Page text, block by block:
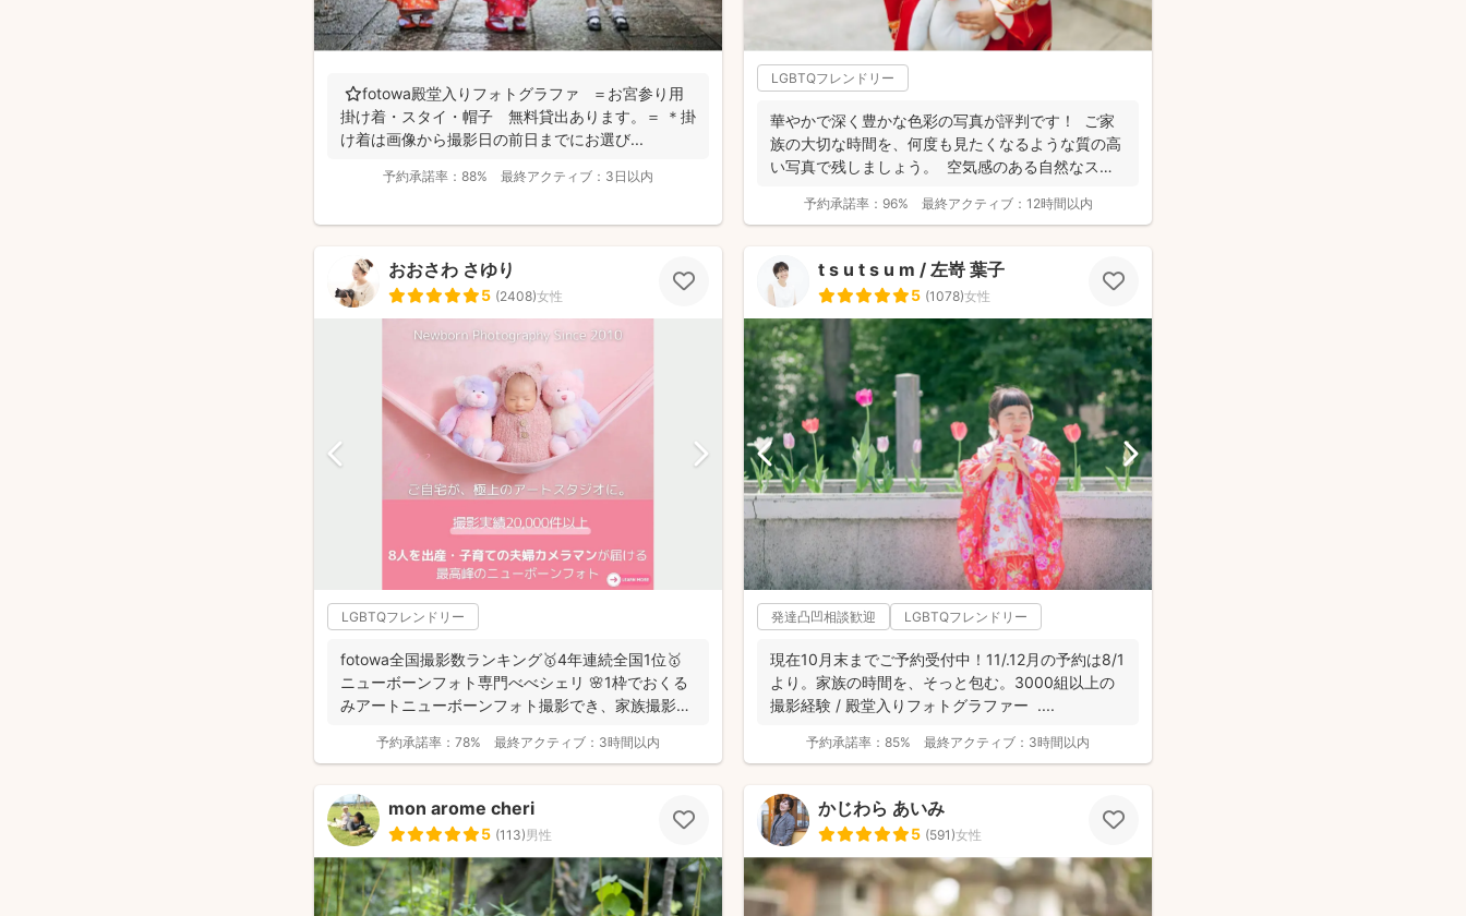
⭐️fotowa殿堂入りフォトグラファ ＝お宮参り用
掛け着・スタイ・帽子 無料貸出あります。＝ ＊掛
け着は画像から撮影日の前日までにお選び...
予約承諾率： 88% 最終アクティブ： 3日以内
LGBTQフレンドリー
華やかで深く豊かな色彩の写真が評判です！ ご家
族の大切な時間を、何度も見たくなるような質の高
い写真で残しましょう。 空気感のある自然なスナ
予約承諾率： 96% 最終アクティブ： 12時間以内
おおさわ さゆり
5 (2408)女性
LGBTQフレンドリー
fotowa全国撮影数ランキング🥇4年連続全国1位🥇
ニューボーンフォト専門べべシェリ 🌸1枠でおくる
みアートニューボーンフォト撮影でき、家族撮影お
予約承諾率： 78% 最終アクティブ： 3時間以内
t s u t s u m / 左嵜 葉子
5 (1078)女性
発達凸凹相談歓迎 LGBTQフレンドリー
現在10月末までご予約受付中！11/.12月の予約は8/1
より。家族の時間を、そっと包む。3000組以上の
撮影経験 / 殿堂入りフォトグラファー ....
予約承諾率： 85% 最終アクティブ： 3時間以内
mon arome cheri
5 (113)男性
かじわら あいみ
5 (591)女性